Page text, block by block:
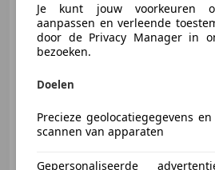
|
87.472 km
Je kunt jouw voorkeuren
aanpassen en verleende
door de Privacy Manager in
bezoeken.
Doelen
Precieze geolocatiegegevens
scannen van apparaten
Gepersonaliseerde